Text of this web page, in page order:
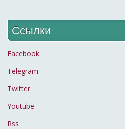
Ссылки
Facebook
Telegram
Twitter
Youtube
Rss